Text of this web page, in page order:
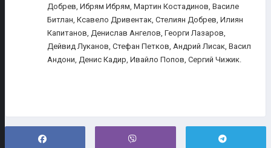
Добрев, Ибрям Ибрям, Мартин Костадинов, Василе
Битлан, Ксавело Дривентак, Стелиян Добрев, Илиян
Капитанов, Денислав Ангелов, Георги Лазаров,
Дейвид Луканов, Стефан Петков, Андрий Лисак, Васил
Андони, Денис Кадир, Ивайло Попов, Сергий Чижик.